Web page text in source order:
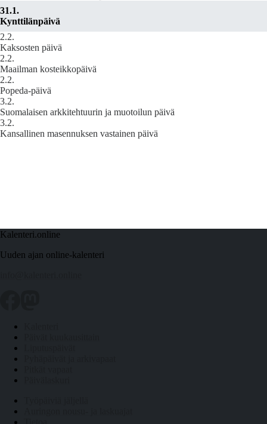
31.1.
Kynttilänpäivä
2.2.
Kaksosten päivä
2.2.
Maailman kosteikkopäivä
2.2.
Popeda‑päivä
3.2.
Suomalaisen arkkitehtuurin ja muotoilun päivä
3.2.
Kansallinen masennuksen vastainen päivä
Kalenteri.online
Uuden ajan online-kalenteri